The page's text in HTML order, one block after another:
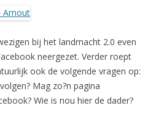
bij het landmacht 2.0 even
neergezet. Verder roept
ook de volgende vragen op:
Mag zo?n pagina
Wie is nou hier de dader?